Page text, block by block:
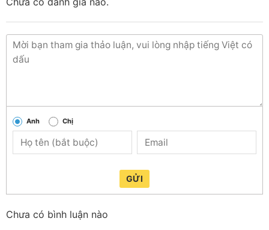
Anh Chị
GỬI
Chưa có bình luận nào